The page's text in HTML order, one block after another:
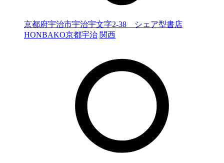
京都府宇治市宇治宇文字2-38 シェア型書店
HONBAKO京都宇治 関西